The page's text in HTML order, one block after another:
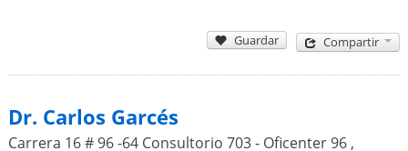
Guardar Compartir
Dr. Carlos Garcés
Carrera 16 # 96 -64 Consultorio 703 - Oficenter 96 ,